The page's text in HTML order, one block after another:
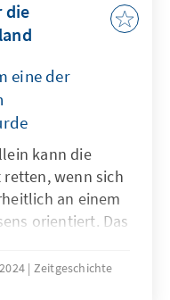
erläutert
die
eine der
kann die
wenn sich
an einem
orientiert. Das
Mütter des
zogen,
Zeitgeschichte